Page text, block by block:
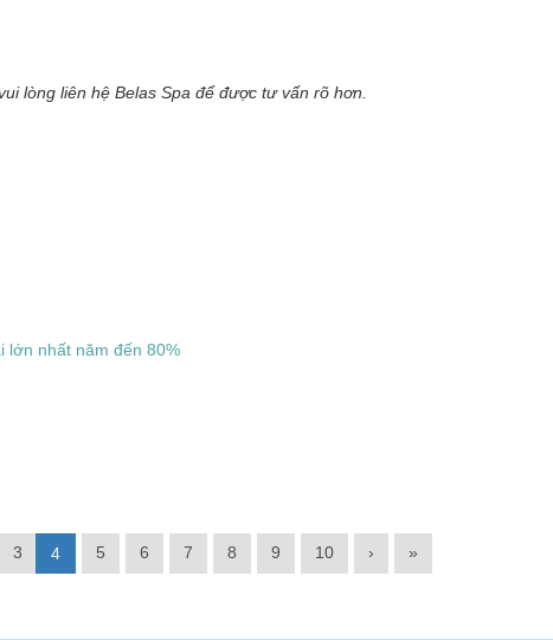
lòng liên hệ Belas Spa để được tư vấn rõ hơn.
lớn nhất năm đến 80%
3 4 5 6 7 8 9 10 › »